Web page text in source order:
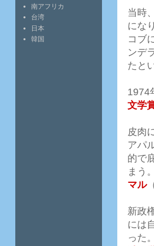
当時
にな
コブ
ンデ
たと
1974
文学
皮肉
アパ
的で
まう
マル
新政
には
った
南アフリカ
台湾
日本
韓国